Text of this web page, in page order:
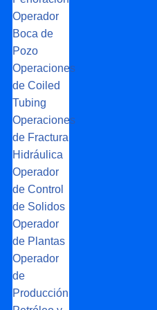
Operador
Boca de
Pozo
Operaciones
de Coiled
Tubing
Operaciones
de Fractura
Hidráulica
Operador
de Control
de Solidos
Operador
de Plantas
Operador
de
Producción